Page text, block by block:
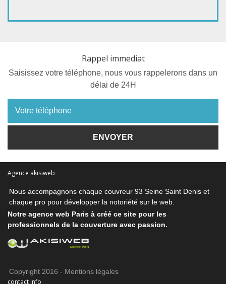
Rappel immediat
Saisissez votre téléphone, nous vous rappelerons dans un
délai de 24H
Agence akisiweb
Nous accompagnons chaque couvreur 93 Seine Saint Denis et
chaque pro pour développer la notoriété sur le web.
Notre agence web Paris à créé ce site pour les
professionnels de la couverture avec passion.
Copyright 2016 - Mentions légales
contact info